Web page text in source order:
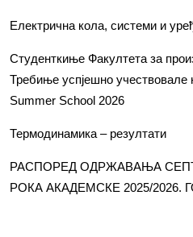
Електрична кола, системи и
Студенткиње Факултета за
Требиње успјешно учествовале
Summer School 2026
Термодинамика – резултати
РАСПОРЕД ОДРЖАВАЊА
РОКА АКАДЕМСКЕ 2025/2026.